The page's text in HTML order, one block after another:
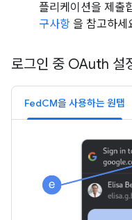
플리케이션을 제출
구사항 을 참고하세
로그인 중 OAuth 설
FedCM을 사용하는 원탭